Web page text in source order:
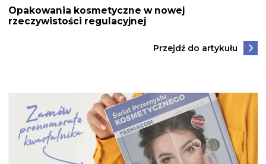
Przejdź do artykułu
Opakowania kosmetyczne w nowej
rzeczywistości regulacyjnej